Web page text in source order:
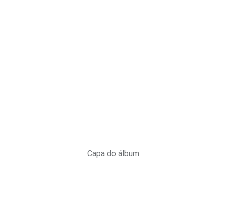
Capa do álbum